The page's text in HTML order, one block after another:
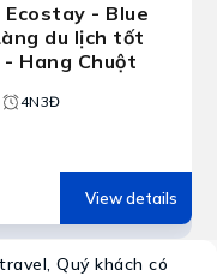
Ecostay - Blue
du lịch tốt
Hang Chuột
4N3Đ
View details
Quý khách có